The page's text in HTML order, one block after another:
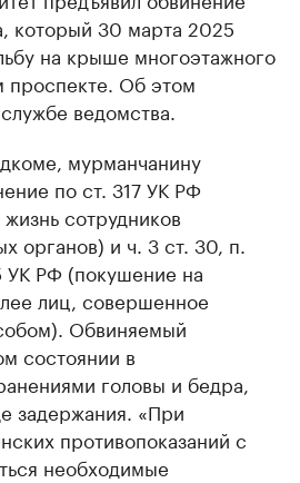
который 30 марта 2025
на крыше многоэтажного
проспекте. Об этом
ведомства.
мурманчанину
по ст. 317 УК РФ
сотрудников
органов) и ч. 3 ст. 30, п.
УК РФ (покушение на
лиц, совершенное
Обвиняемый
состоянии в
головы и бедра,
задержания. «При
противопоказаний с
необходимые